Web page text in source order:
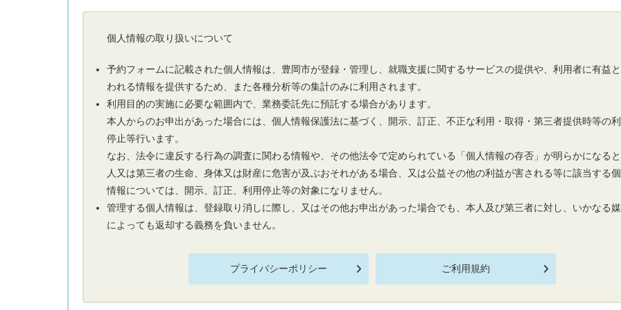
個人情報の取り扱いについて
予約フォームに記載された個人情報は、豊岡市が登録・管理し、就職支援に関するサービスの提供や、利用者に有益
われる情報を提供するため、また各種分析等の集計のみに利用されます。
利用目的の実施に必要な範囲内で、業務委託先に預託する場合があります。
本人からのお申出があった場合には、個人情報保護法に基づく、開示、訂正、不正な利用・取得・第三者提供時等の
停止等行います。
なお、法令に違反する行為の調査に関わる情報や、その他法令で定められている「個人情報の存否」が明らかになる
人又は第三者の生命、身体又は財産に危害が及ぶおそれがある場合、又は公益その他の利益が害される等に該当する
情報については、開示、訂正、利用停止等の対象になりません。
管理する個人情報は、登録取り消しに際し、又はその他お申出があった場合でも、本人及び第三者に対し、いかなる
によっても返却する義務を負いません。
プライバシーポリシー ご利用規約